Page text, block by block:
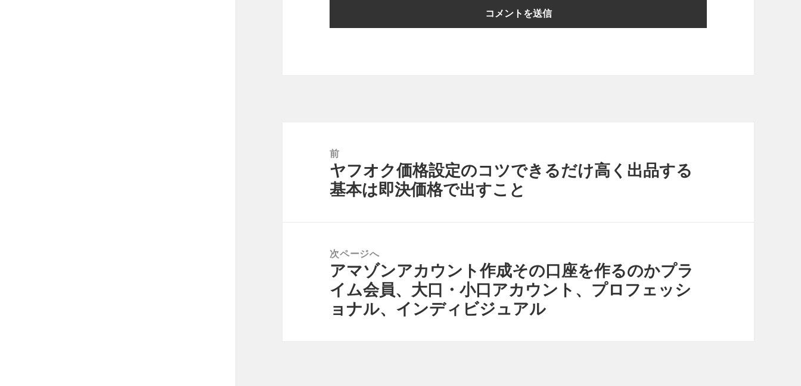
前
前
の
ヤフオク価格設定のコツできるだけ高く出品する
基本は即決価格で出すこと
次ページへ
次
の
投
アマゾンアカウント作成その口座を作るのかプラ
イム会員、大口・小口アカウント、プロフェッシ
ョナル、インディビジュアル